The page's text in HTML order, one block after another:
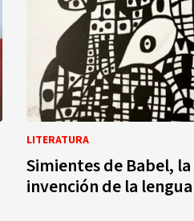
LITERATURA
Simientes de Babel,
invención de la